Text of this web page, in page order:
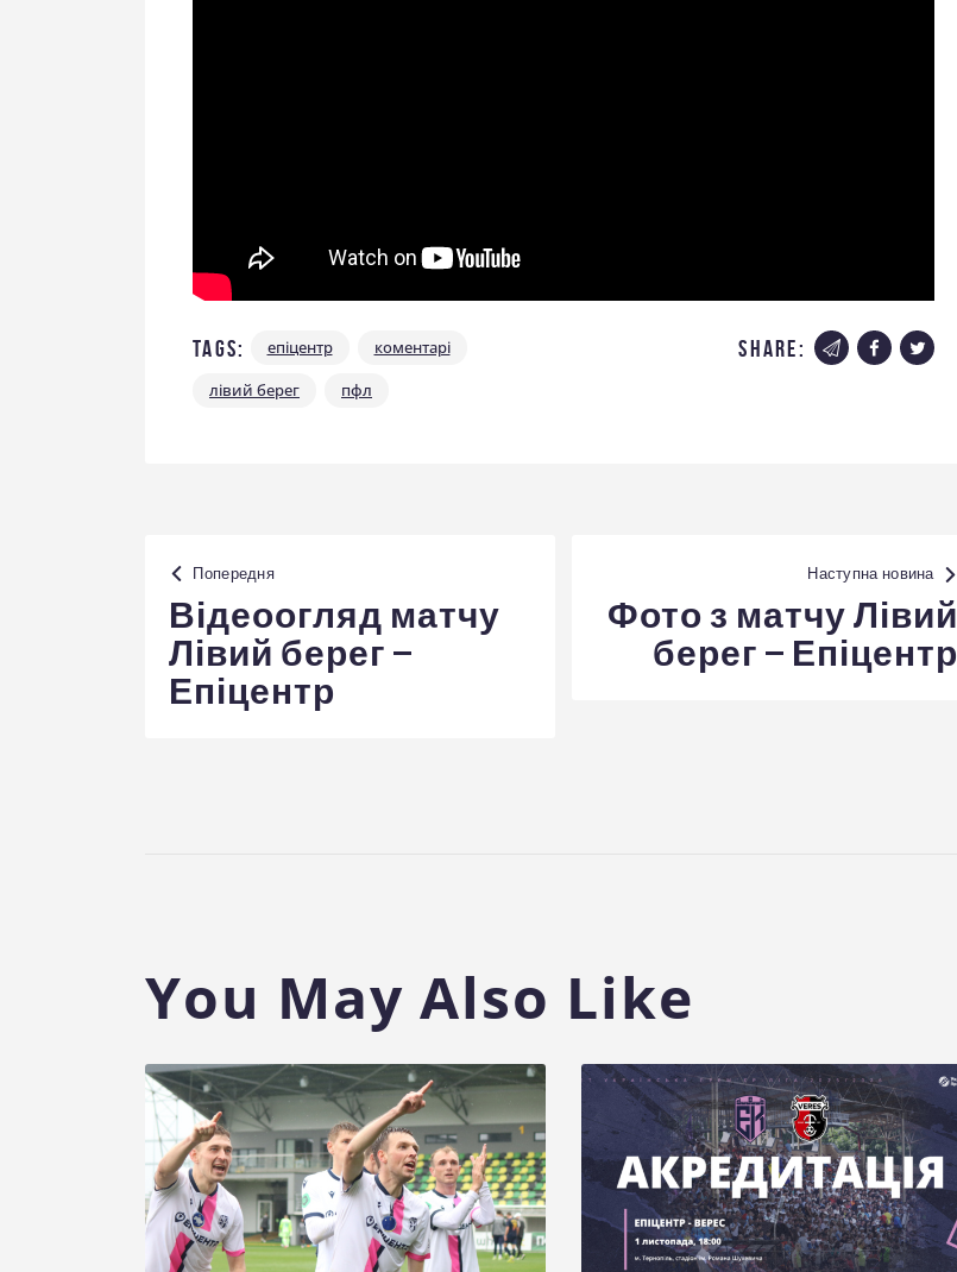
Tags: епіцентр
коментарі
лівий берег
пфл
share:
Навігація
записів
Попередня
Відеоогляд матчу
Лівий берег –
Епіцентр
Наступна новина
Фото з матчу Лівий
берег – Епіцентр
You May Also Like